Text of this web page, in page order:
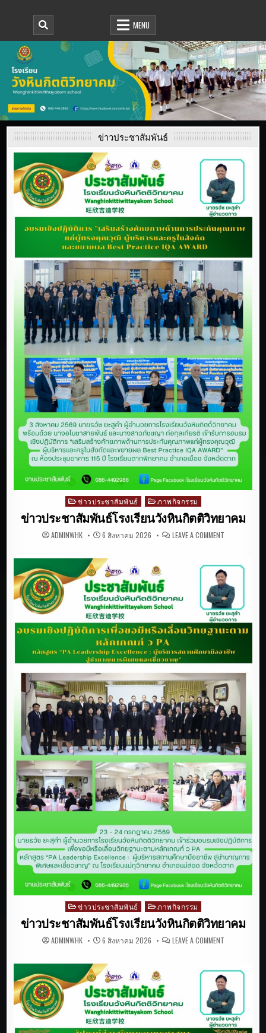
โรงเรียนวังหินกิตติวิทยาคม
MENU
ข่าวประชาสัมพันธ์
Posted
in
ข่าวประชาสัมพันธ์ ภาพกิจกรรม
ข่าวประชาสัมพันธ์โรงเรียนวังหินกิตติวิทยาคม
ADMINWHK 6 สิงหาคม 2026 LEAVE A COMMENTON
วัง
หิน
กิตติ
วิทยาคม
Posted
in
ข่าวประชาสัมพันธ์ ภาพกิจกรรม
ข่าวประชาสัมพันธ์โรงเรียนวังหินกิตติวิทยาคม
ADMINWHK 6 สิงหาคม 2026 LEAVE A COMMENTON
วัง
หิน
กิตติ
วิทยาคม